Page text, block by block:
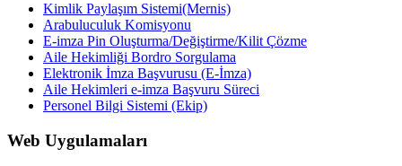
Kimlik Paylaşım Sistemi(Mernis)
Arabuluculuk Komisyonu
E-imza Pin Oluşturma/Değiştirme/Kilit Çözme
Aile Hekimliği Bordro Sorgulama
Elektronik İmza Başvurusu (E-İmza)
Aile Hekimleri e-imza Başvuru Süreci
Personel Bilgi Sistemi (Ekip)
Web Uygulamaları